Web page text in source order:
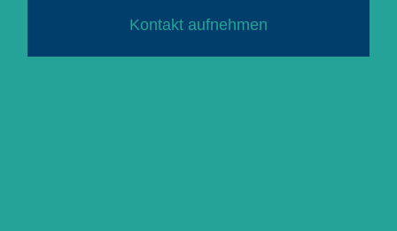
Kontakt aufnehmen